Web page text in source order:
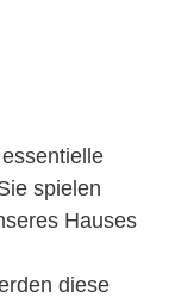
spielen
Hauses
diese